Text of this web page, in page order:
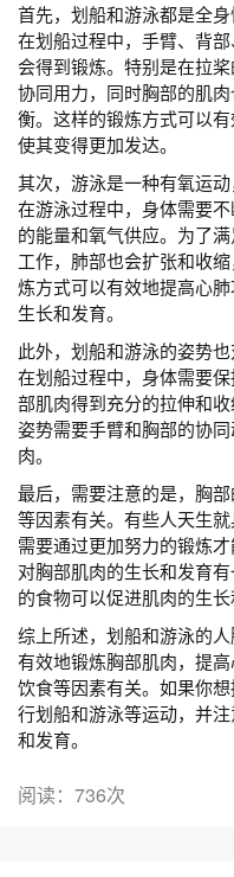
首先，划船和游泳都是全
在划船过程中，手臂、背
会得到锻炼。特别是在拉
协同用力，同时胸部的肌
衡。这样的锻炼方式可以
使其变得更加发达。
其次，游泳是一种有氧运
在游泳过程中，身体需要
的能量和氧气供应。为了
工作，肺部也会扩张和收
炼方式可以有效地提高心
生长和发育。
此外，划船和游泳的姿势
在划船过程中，身体需要
部肌肉得到充分的拉伸和
姿势需要手臂和胸部的协
肉。
最后，需要注意的是，胸
等因素有关。有些人天生
需要通过更加努力的锻炼
对胸部肌肉的生长和发育
的食物可以促进肌肉的生长
综上所述，划船和游泳的
有效地锻炼胸部肌肉，提
饮食等因素有关。如果你
行划船和游泳等运动，并
和发育。
阅读：736次